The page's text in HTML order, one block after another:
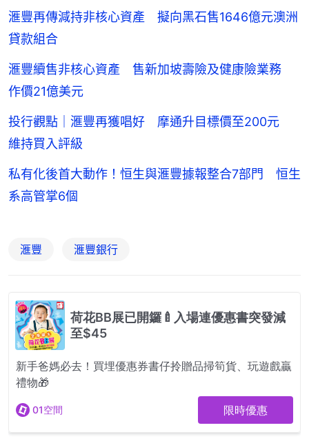
滙豐再傳減持非核心資產 擬向黑石售1646億元澳洲
貸款組合
滙豐續售非核心資產 售新加坡壽險及健康險業務
作價21億美元
投行觀點｜滙豐再獲唱好 摩通升目標價至200元
維持買入評級
私有化後首大動作！恒生與滙豐據報整合7部門 恒生
系高管掌6個
滙豐 滙豐銀行